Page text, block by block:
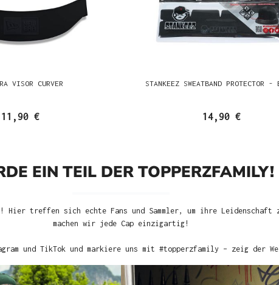
VISOR CURVER
11,90 €
STANKEEZ SWEATBAND PROTECTOR -
14,90 €
EIN TEIL DER TOPPERZFAMILY!
Hier treffen sich echte Fans und Sammler, um ihre
machen wir jede Cap einzigartig!
und TikTok und markiere uns mit #topperzfamily – zeig der